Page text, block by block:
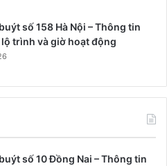
số 158 Hà Nội – Thông tin
trình và giờ hoạt động
số 10 Đồng Nai – Thông tin